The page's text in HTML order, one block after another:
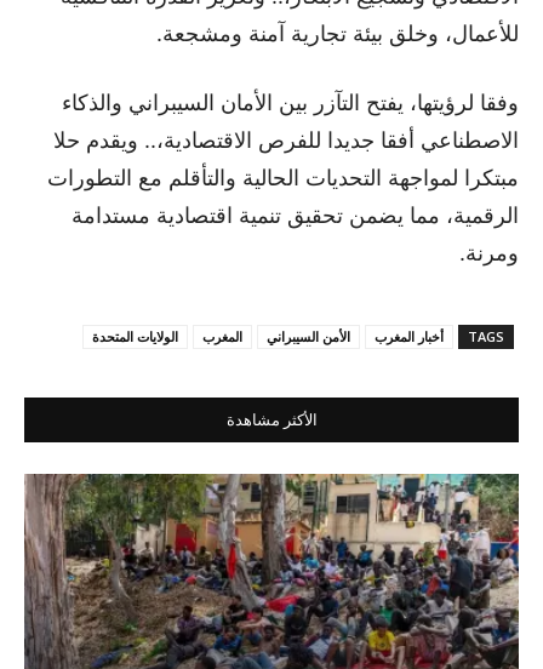
للأعمال، وخلق بيئة تجارية آمنة ومشجعة.
وفقا لرؤيتها، يفتح التآزر بين الأمان السيبراني والذكاء
الاصطناعي أفقا جديدا للفرص الاقتصادية،.. ويقدم حلا
مبتكرا لمواجهة التحديات الحالية والتأقلم مع التطورات
الرقمية، مما يضمن تحقيق تنمية اقتصادية مستدامة
ومرنة.
TAGS أخبار المغرب الأمن السيبراني المغرب الولايات المتحدة
الأكثر مشاهدة